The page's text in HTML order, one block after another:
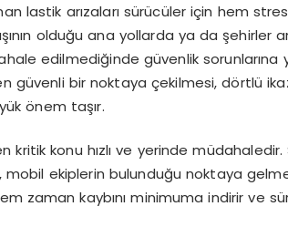
lastik arızaları sürücüler için hem
olduğu ana yollarda ya da
edilmediğinde güvenlik sorunlarına
güvenli bir noktaya çekilmesi, dörtlü
önem taşır.
kritik konu hızlı ve yerinde
mobil ekiplerin bulunduğu noktaya
zaman kaybını minimuma indirir ve